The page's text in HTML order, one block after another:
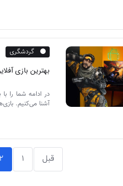
گردشگری
بهترین بازی
آشنا می‌کنیم.
قبل 1
2